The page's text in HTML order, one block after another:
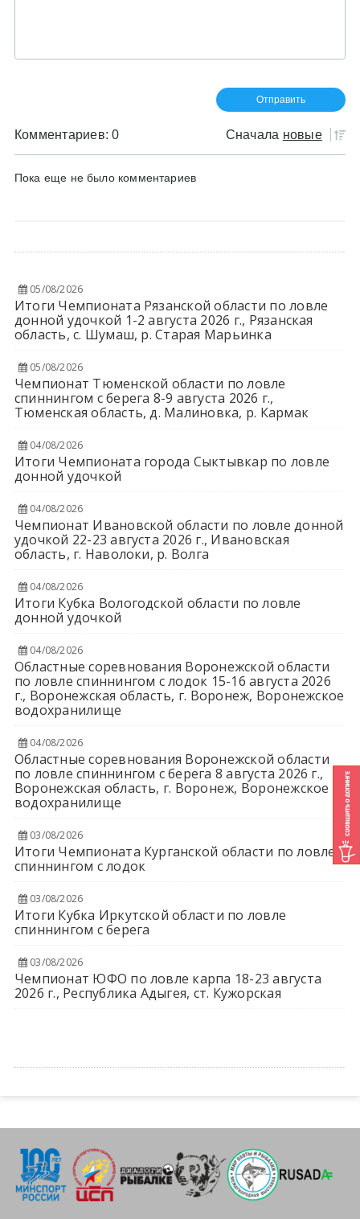
Комментариев: 0 Сначала новые
Пока еще не было комментариев
05/08/2026
Итоги Чемпионата Рязанской области по ловле
донной удочкой 1-2 августа 2026 г., Рязанская
область, с. Шумаш, р. Старая Марьинка
05/08/2026
Чемпионат Тюменской области по ловле
спиннингом с берега 8-9 августа 2026 г.,
Тюменская область, д. Малиновка, р. Кармак
04/08/2026
Итоги Чемпионата города Сыктывкар по ловле
донной удочкой
04/08/2026
Чемпионат Ивановской области по ловле донной
удочкой 22-23 августа 2026 г., Ивановская
область, г. Наволоки, р. Волга
04/08/2026
Итоги Кубка Вологодской области по ловле
донной удочкой
04/08/2026
Областные соревнования Воронежской области
по ловле спиннингом с лодок 15-16 августа 2026
г., Воронежская область, г. Воронеж, Воронежское
водохранилище
04/08/2026
Областные соревнования Воронежской области
по ловле спиннингом с берега 8 августа 2026 г.,
Воронежская область, г. Воронеж, Воронежское
водохранилище
03/08/2026
Итоги Чемпионата Курганской области по ловле
спиннингом с лодок
03/08/2026
Итоги Кубка Иркутской области по ловле
спиннингом с берега
03/08/2026
Чемпионат ЮФО по ловле карпа 18-23 августа
2026 г., Республика Адыгея, ст. Кужорская